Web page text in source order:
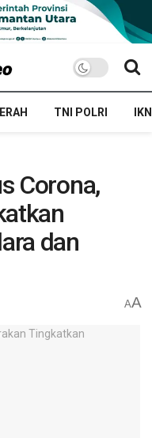
TNI POLRI IKN
Corona,
dan
AA